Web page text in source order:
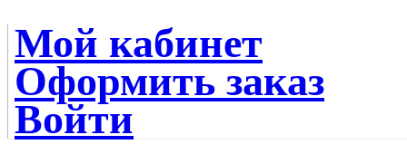
Мой кабинет
Оформить заказ
Войти